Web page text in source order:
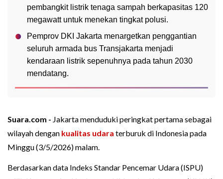
pembangkit listrik tenaga sampah berkapasitas 120
megawatt untuk menekan tingkat polusi.
Pemprov DKI Jakarta menargetkan penggantian
seluruh armada bus Transjakarta menjadi
kendaraan listrik sepenuhnya pada tahun 2030
mendatang.
Suara.com - Jakarta menduduki peringkat pertama sebagai
wilayah dengan kualitas udara terburuk di Indonesia pada
Minggu (3/5/2026) malam.
Berdasarkan data Indeks Standar Pencemar Udara (ISPU)